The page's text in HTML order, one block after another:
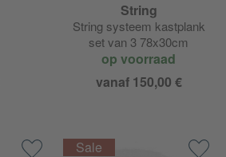
String
String systeem kastplank
set van 3 78x30cm
op voorraad
vanaf 150,00 €